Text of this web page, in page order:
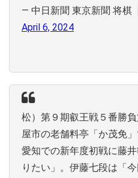
— 中日新聞 東京新聞 将棋
April 6, 2024
松）第９期叡王戦５番勝
屋市の老舗料亭「か茂免
愛知での新年度初戦に藤
りたい」。伊藤七段は「